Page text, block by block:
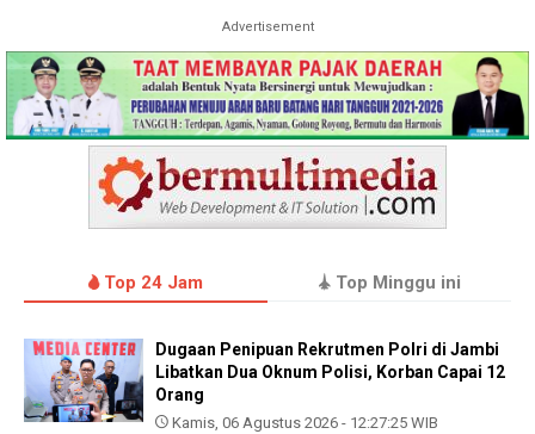
Advertisement
Top 24 Jam Top Minggu ini
Dugaan Penipuan Rekrutmen Polri di Jambi
Libatkan Dua Oknum Polisi, Korban Capai 12
Orang
Kamis, 06 Agustus 2026 - 12:27:25 WIB